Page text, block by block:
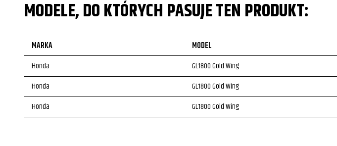
MODELE, DO KTÓRYCH PASUJE TEN PRODUKT:
MARKA MODEL
Honda
GL1800 Gold Wing
Honda
GL1800 Gold Wing
Honda
GL1800 Gold Wing